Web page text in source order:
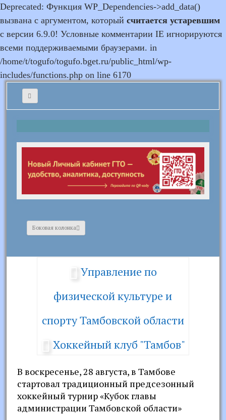
Deprecated: Функция WP_Dependencies->add_data()
вызвана с аргументом, который считается устаревшим
с версии 6.9.0! Условные комментарии IE игнорируются
всеми поддерживаемыми браузерами. in
/home/t/togufo/togufo.bget.ru/public_html/wp-
includes/functions.php on line 6170
Боковая колонка
Управление по
физической культуре и
спорту Тамбовской области
Хоккейный клуб "Тамбов"
В воскресенье, 28 августа, в Тамбове
стартовал традиционный предсезонный
хоккейный турнир «Кубок главы
администрации Тамбовской области»